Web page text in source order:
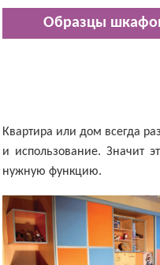
Образцы
Квартира или дом всегда
и использование. Значит
нужную функцию.